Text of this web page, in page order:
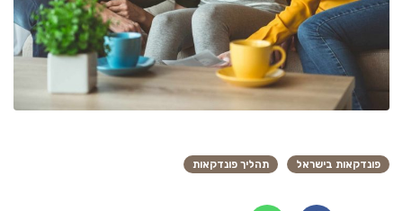
פונדקאות בישראל תהליך פונדקאות